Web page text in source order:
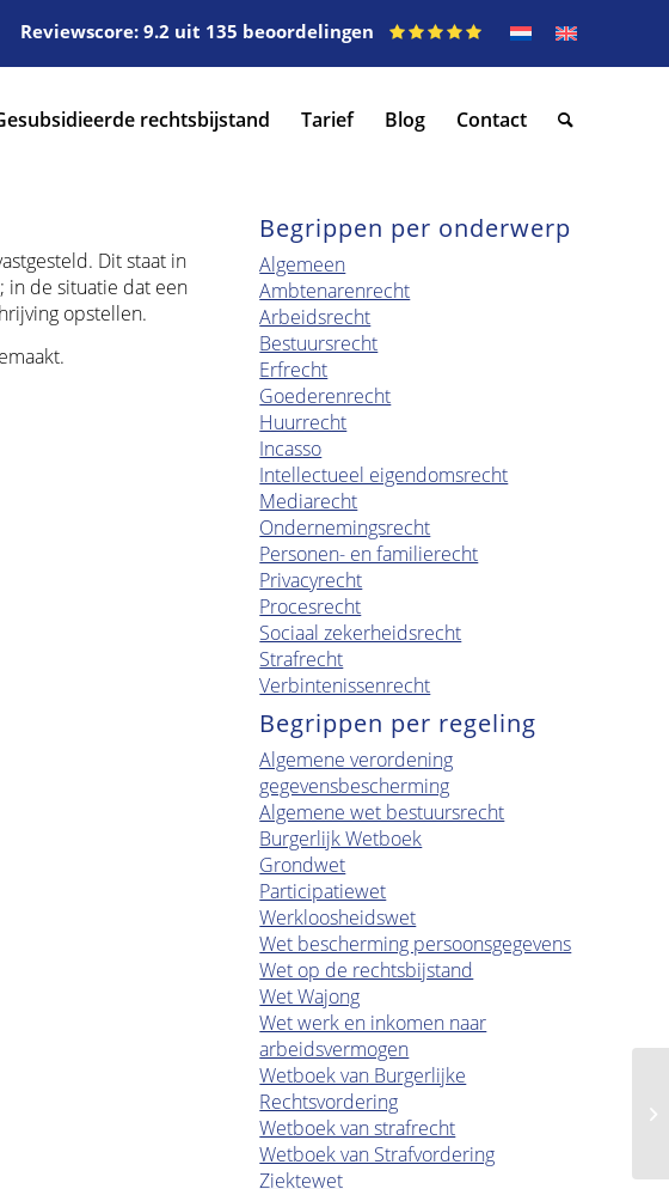
Reviewscore: 9.2 uit 135 beoordelingen
rechtsbijstand Tarief Blog Contact
Dit staat in
in de situatie dat een
opstellen.
Begrippen per onderwerp
Algemeen
Ambtenarenrecht
Arbeidsrecht
Bestuursrecht
Erfrecht
Goederenrecht
Huurrecht
Incasso
Intellectueel eigendomsrecht
Mediarecht
Ondernemingsrecht
Personen- en familierecht
Privacyrecht
Procesrecht
Sociaal zekerheidsrecht
Strafrecht
Verbintenissenrecht
Begrippen per regeling
Algemene verordening
gegevensbescherming
Algemene wet bestuursrecht
Burgerlijk Wetboek
Grondwet
Participatiewet
Werkloosheidswet
Wet bescherming persoonsgegevens
Wet op de rechtsbijstand
Wet Wajong
Wet werk en inkomen naar
arbeidsvermogen
Wetboek van Burgerlijke
Rechtsvordering
Wetboek van strafrecht
Wetboek van Strafvordering
Ziektewet